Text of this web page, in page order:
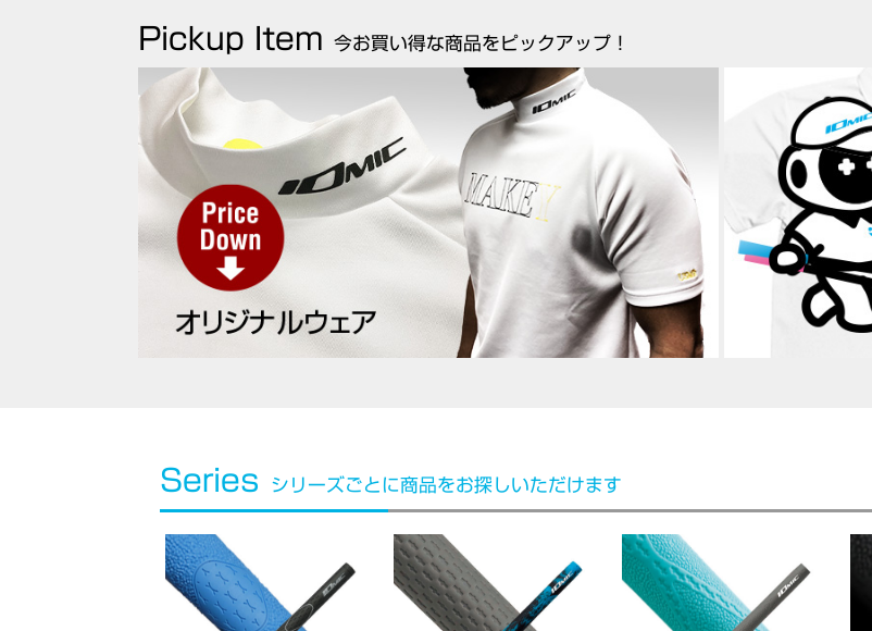
Pickup Item 今お買い得な商品をピックアップ！
Series シリーズごとに商品をお探しいただけます